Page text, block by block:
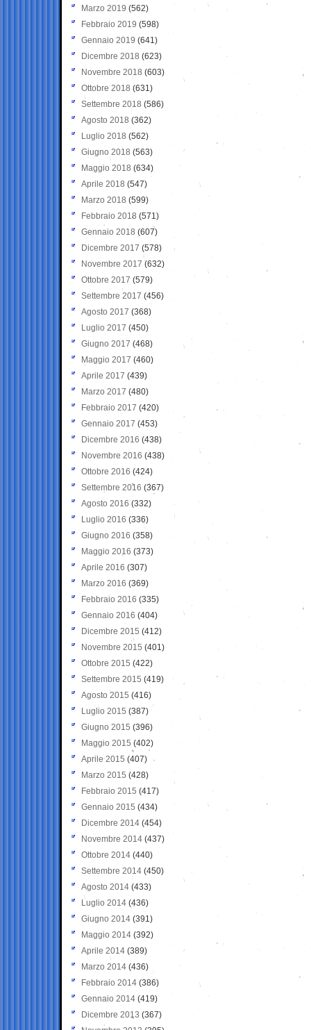
Marzo 2019 (562)
Febbraio 2019 (598)
Gennaio 2019 (641)
Dicembre 2018 (623)
Novembre 2018 (603)
Ottobre 2018 (631)
Settembre 2018 (586)
Agosto 2018 (362)
Luglio 2018 (562)
Giugno 2018 (563)
Maggio 2018 (634)
Aprile 2018 (547)
Marzo 2018 (599)
Febbraio 2018 (571)
Gennaio 2018 (607)
Dicembre 2017 (578)
Novembre 2017 (632)
Ottobre 2017 (579)
Settembre 2017 (456)
Agosto 2017 (368)
Luglio 2017 (450)
Giugno 2017 (468)
Maggio 2017 (460)
Aprile 2017 (439)
Marzo 2017 (480)
Febbraio 2017 (420)
Gennaio 2017 (453)
Dicembre 2016 (438)
Novembre 2016 (438)
Ottobre 2016 (424)
Settembre 2016 (367)
Agosto 2016 (332)
Luglio 2016 (336)
Giugno 2016 (358)
Maggio 2016 (373)
Aprile 2016 (307)
Marzo 2016 (369)
Febbraio 2016 (335)
Gennaio 2016 (404)
Dicembre 2015 (412)
Novembre 2015 (401)
Ottobre 2015 (422)
Settembre 2015 (419)
Agosto 2015 (416)
Luglio 2015 (387)
Giugno 2015 (396)
Maggio 2015 (402)
Aprile 2015 (407)
Marzo 2015 (428)
Febbraio 2015 (417)
Gennaio 2015 (434)
Dicembre 2014 (454)
Novembre 2014 (437)
Ottobre 2014 (440)
Settembre 2014 (450)
Agosto 2014 (433)
Luglio 2014 (436)
Giugno 2014 (391)
Maggio 2014 (392)
Aprile 2014 (389)
Marzo 2014 (436)
Febbraio 2014 (386)
Gennaio 2014 (419)
Dicembre 2013 (367)